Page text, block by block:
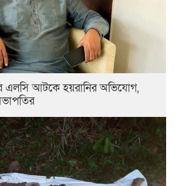
এলসি আটকে হয়রানির অভিযোগ,